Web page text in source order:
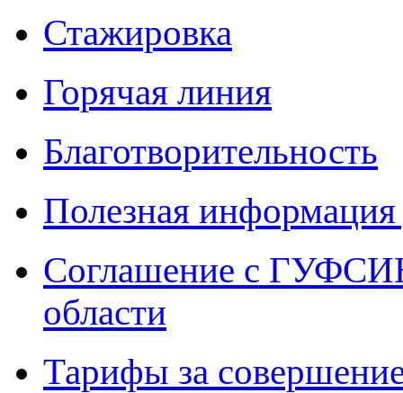
Стажировка
Горячая линия
Благотворительность
Полезная
Соглашение с
области
Тарифы за